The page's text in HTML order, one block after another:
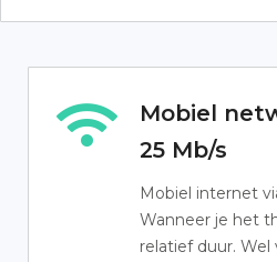
Mobiel
25 Mb/s
Mobiel internet
Wanneer je het
relatief duur. Wel